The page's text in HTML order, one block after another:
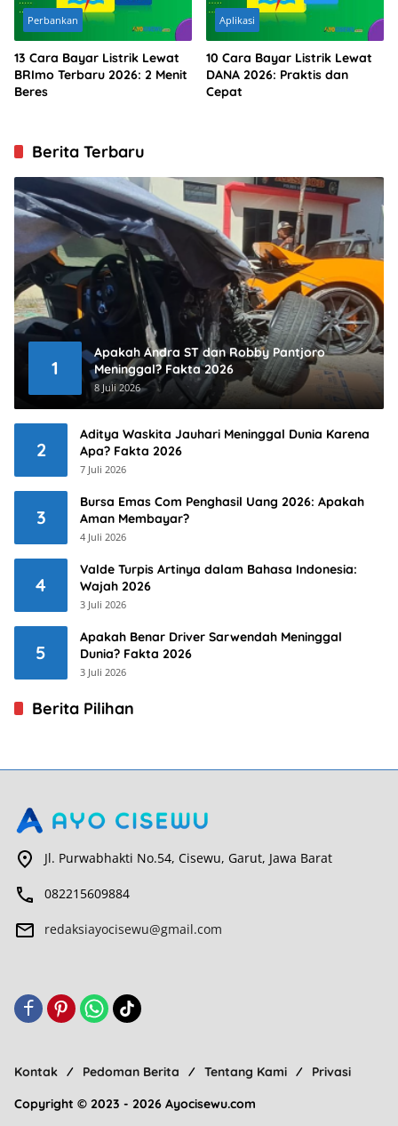
Perbankan
13 Cara Bayar Listrik Lewat
BRImo Terbaru 2026: 2 Menit
Beres
Aplikasi
10 Cara Bayar Listrik Lewat
DANA 2026: Praktis dan
Cepat
Berita Terbaru
1
Apakah Andra ST dan Robby Pantjoro
Meninggal? Fakta 2026
8 Juli 2026
2
Aditya Waskita Jauhari Meninggal Dunia Karena
Apa? Fakta 2026
7 Juli 2026
3
Bursa Emas Com Penghasil Uang 2026: Apakah
Aman Membayar?
4 Juli 2026
4
Valde Turpis Artinya dalam Bahasa Indonesia:
Wajah 2026
3 Juli 2026
5
Apakah Benar Driver Sarwendah Meninggal
Dunia? Fakta 2026
3 Juli 2026
Berita Pilihan
Jl. Purwabhakti No.54, Cisewu, Garut, Jawa Barat
082215609884
redaksiayocisewu@gmail.com
Kontak Pedoman Berita Tentang Kami
Privasi
Copyright © 2023 - 2026 Ayocisewu.com